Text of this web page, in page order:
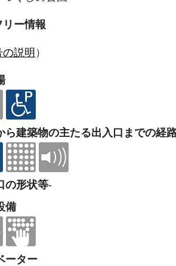
ー情報
の説明 ）
ら建築物の主たる出入口までの経
の形状等-
備
ーター